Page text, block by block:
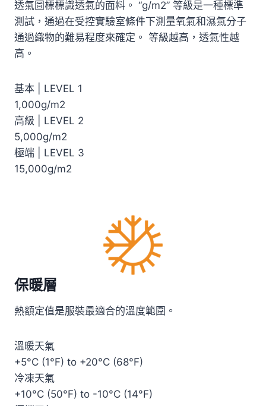
透氣圖標標識透氣的面料。 “g/m2” 等級是一種標準
測試，通過在受控實驗室條件下測量氧氣和濕氣分子
通過織物的難易程度來確定。 等級越高，透氣性越
高。
基本 | LEVEL 1
1,000g/m2
高級 | LEVEL 2
5,000g/m2
極端 | LEVEL 3
15,000g/m2
保暖層
熱額定值是服裝最適合的溫度範圍。
溫暖天氣
+5°C (1°F) to +20°C (68°F)
冷凍天氣
+10°C (50°F) to -10°C (14°F)